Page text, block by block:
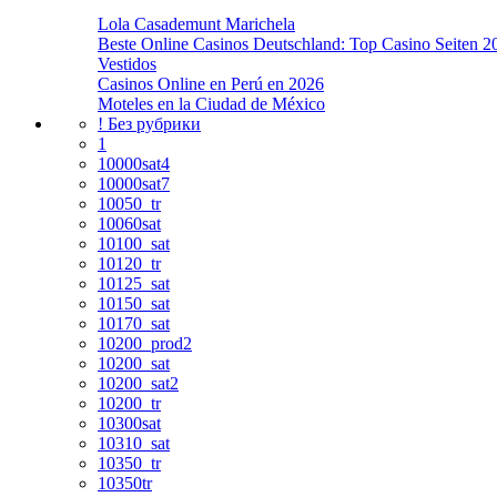
Lola Casademunt Marichela
Beste Online Casinos Deutschland: Top Casino Seiten
Vestidos
Casinos Online en Perú en 2026
Moteles en la Ciudad de México
! Без рубрики
1
10000sat4
10000sat7
10050_tr
10060sat
10100_sat
10120_tr
10125_sat
10150_sat
10170_sat
10200_prod2
10200_sat
10200_sat2
10200_tr
10300sat
10310_sat
10350_tr
10350tr